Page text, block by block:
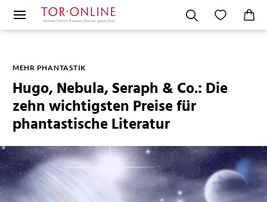
MEHR PHANTASTIK
Hugo, Nebula, Seraph & Co.: Die
zehn wichtigsten Preise für
phantastische Literatur